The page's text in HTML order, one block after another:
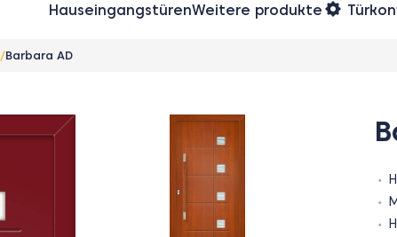
HauseingangstürenWeitere produkte
/Barbara AD